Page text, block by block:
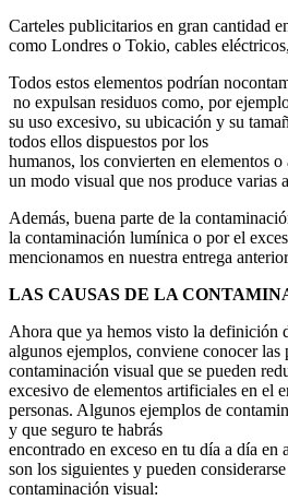
Carteles publicitarios en gran cantidad
como Londres o Tokio, cables
Todos estos elementos podrían
no expulsan residuos como, por
su uso excesivo, su ubicación y su
todos ellos dispuestos por los
humanos, los convierten en elementos o
un modo visual que nos produce varias
Además, buena parte de la
la contaminación lumínica o por el
mencionamos en nuestra entrega
LAS CAUSAS DE LA
Ahora que ya hemos visto la definición
algunos ejemplos, conviene conocer las
contaminación visual que se pueden
excesivo de elementos artificiales en el
personas. Algunos ejemplos de
y que seguro te habrás
encontrado en exceso en tu día a día en
son los siguientes y pueden
contaminación visual: